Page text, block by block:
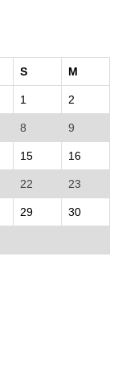
S M
1 2
8 9
15 16
22 23
29 30